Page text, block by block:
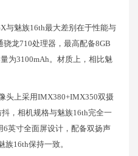
与魅族16th最大差别在于性能与
龙710处理器，最高配备8GB
为3100mAh。材质上，相比魅
头上采用IMX380+IMX350双摄
，相机规格与魅族16th完全一
英寸全面屏设计，配备双扬声
16th保持一致。